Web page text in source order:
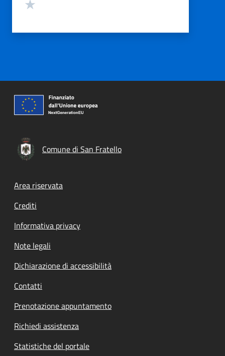
Comune di San Fratello
Footer menu
Area riservata
Crediti
Informativa privacy
Note legali
Dichiarazione di accessibilità
Contatti
Prenotazione appuntamento
Richiedi assistenza
Statistiche del portale